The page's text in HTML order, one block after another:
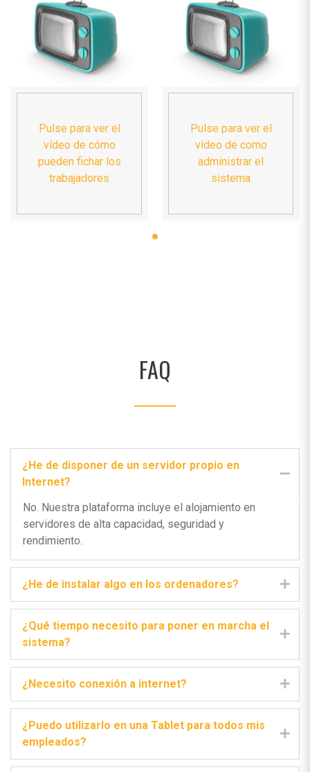
Pulse para ver el
vídeo de cómo
pueden fichar los
trabajadores
Pulse para ver el
vídeo de como
administrar el
sistema
FAQ
¿He de disponer de un servidor propio en
Internet?
No. Nuestra plataforma incluye el alojamiento en
servidores de alta capacidad, seguridad y
rendimiento.
¿He de instalar algo en los ordenadores?
¿Qué tiempo necesito para poner en marcha el
sistema?
¿Necesito conexión a internet?
¿Puedo utilizarlo en una Tablet para todos mis
empleados?